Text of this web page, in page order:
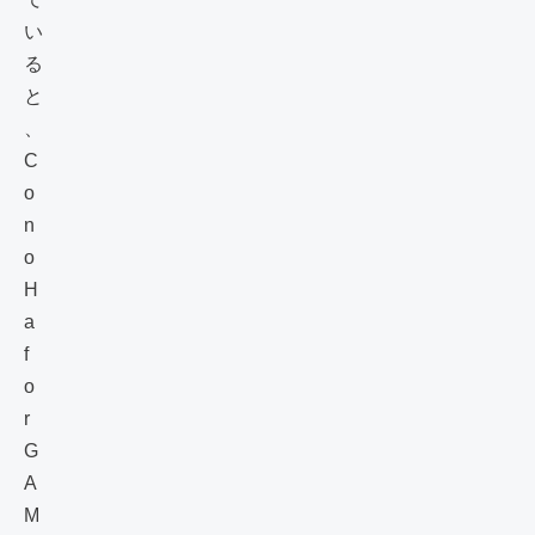
い
る
と
、
C
o
n
o
H
a
f
o
r
G
A
M